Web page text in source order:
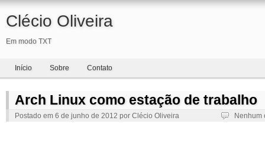
Clécio Oliveira
Em modo TXT
Início Sobre Contato
Arch Linux como estação de trabalho
Postado em 6 de junho de 2012 por Clécio Oliveira Nenhum